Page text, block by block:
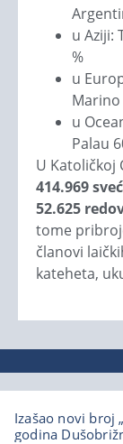
u Aziji:
%
u
Marino
u
Palau
U Katoličkoj
414.969
52.625
tome
članovi
kateheta,
Izašao novi broj
godina